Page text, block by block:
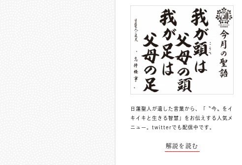
日蓮聖人が遺した言葉から、「〝今〟をイ
キイキと生きる智慧」をお伝えする人気メ
ニュー。 twitterでも配信中 です。
解説を読む